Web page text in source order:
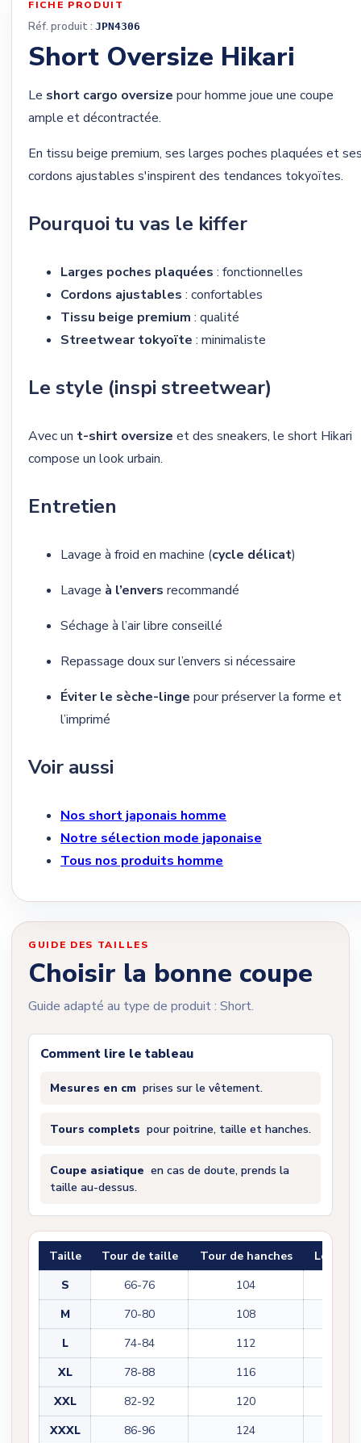
FICHE PRODUIT
Réf. produit : JPN4306
Short Oversize Hikari
Le short cargo oversize pour homme joue une coupe
ample et décontractée.
En tissu beige premium, ses larges poches plaquées et
cordons ajustables s'inspirent des tendances tokyoïtes.
Pourquoi tu vas le kiffer
Larges poches plaquées : fonctionnelles
Cordons ajustables : confortables
Tissu beige premium : qualité
Streetwear tokyoïte : minimaliste
Le style (inspi streetwear)
Avec un t-shirt oversize et des sneakers, le short Hikari
compose un look urbain.
Entretien
Lavage à froid en machine (cycle délicat)
Lavage à l’envers recommandé
Séchage à l’air libre conseillé
Repassage doux sur l’envers si nécessaire
Éviter le sèche-linge pour préserver la forme et
l’imprimé
Voir aussi
Nos short japonais homme
Notre sélection mode japonaise
Tous nos produits homme
GUIDE DES TAILLES
Choisir la bonne coupe
Guide adapté au type de produit : Short.
Comment lire le tableau
Mesures en cm prises sur le vêtement.
Tours complets pour poitrine, taille et hanches.
Coupe asiatique en cas de doute, prends la
taille au-dessus.
Taille Tour de taille Tour de hanches
S
66-76 104
M
70-80 108
L
74-84 112
XL
78-88 116
XXL
82-92 120
XXXL
86-96 124